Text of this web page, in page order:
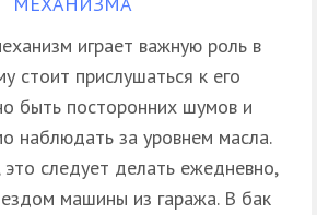
играет важную роль в
стоит прислушаться к его
быть посторонних шумов и
наблюдать за уровнем масла.
следует делать ежедневно,
машины из гаража. В бак